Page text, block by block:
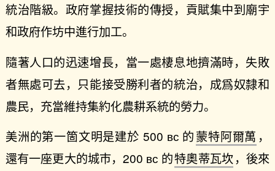
統治階級。政府掌握技術的傳授，貢賦集中到廟宇
和政府作坊中進行加工。
隨著人口的迅速增長，當一處棲息地擠滿時，失敗
者無處可去，只能接受勝利者的統治，成爲奴隸和
農民，充當維持集約化農耕系統的勞力。
美洲的第一箇文明是建於 500 ʙᴄ 的蒙特阿爾萬 ，
還有一座更大的城市，200 ʙᴄ 的特奧蒂瓦坎，後來